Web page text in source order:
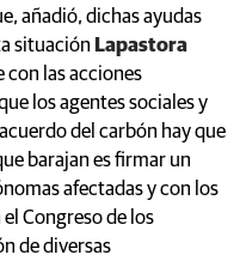
añadió, dichas ayudas
situación Lapastora
con las acciones
los agentes sociales y
del carbón hay que
barajan es firmar un
afectadas y con los
Congreso de los
de diversas